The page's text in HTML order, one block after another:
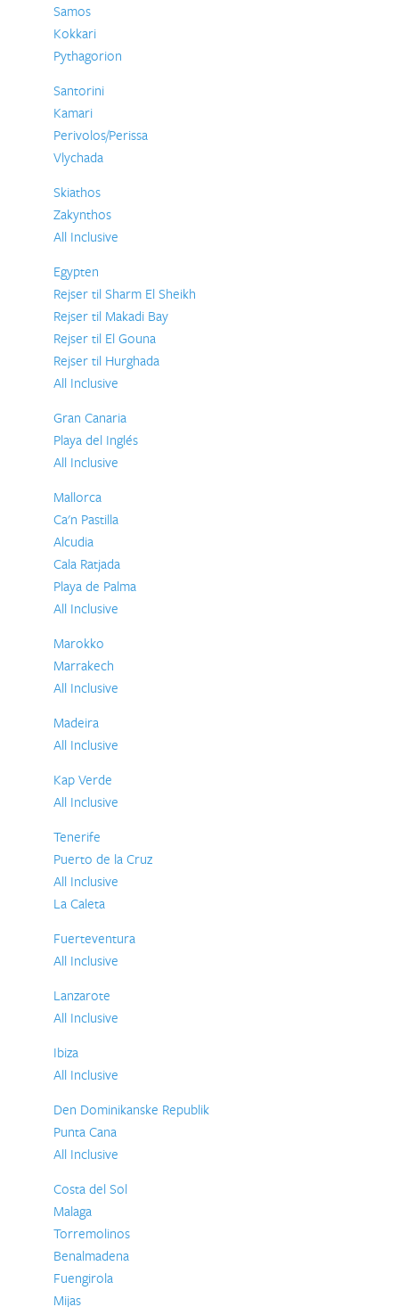
Samos
Kokkari
Pythagorion
Santorini
Kamari
Perivolos/Perissa
Vlychada
Skiathos
Zakynthos
All Inclusive
Egypten
Rejser til Sharm El Sheikh
Rejser til Makadi Bay
Rejser til El Gouna
Rejser til Hurghada
All Inclusive
Gran Canaria
Playa del Inglés
All Inclusive
Mallorca
Ca'n Pastilla
Alcudia
Cala Ratjada
Playa de Palma
All Inclusive
Marokko
Marrakech
All Inclusive
Madeira
All Inclusive
Kap Verde
All Inclusive
Tenerife
Puerto de la Cruz
All Inclusive
La Caleta
Fuerteventura
All Inclusive
Lanzarote
All Inclusive
Ibiza
All Inclusive
Den Dominikanske Republik
Punta Cana
All Inclusive
Costa del Sol
Malaga
Torremolinos
Benalmadena
Fuengirola
Mijas